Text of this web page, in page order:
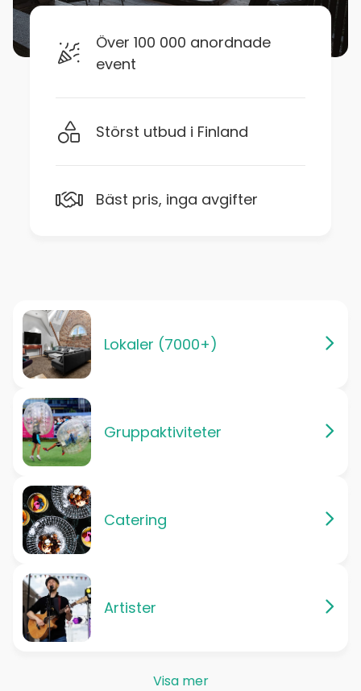
Över 100 000 anordnade
event
Störst utbud i Finland
Bäst pris, inga avgifter
Lokaler (7000+)
Gruppaktiviteter
Catering
Artister
Visa mer